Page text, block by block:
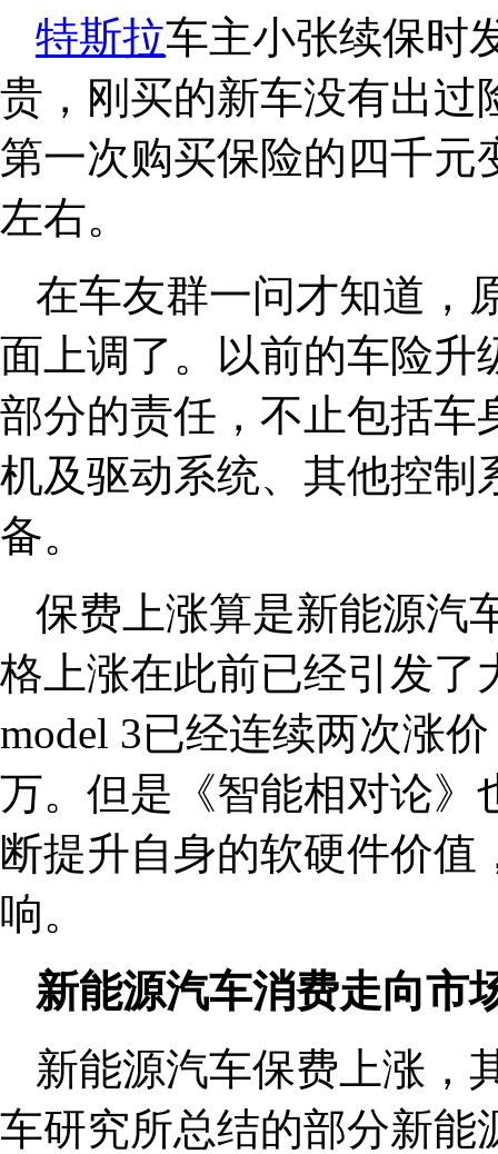
特斯拉车主小张续保时
贵，刚买的新车没有出过
第一次购买保险的四千元
左右。
在车友群一问才知道，
面上调了。以前的车险升
部分的责任，不止包括车
机及驱动系统、其他控制
备。
保费上涨算是新能源汽
格上涨在此前已经引发了
model 3已经连续两次涨
万。但是《智能相对论》
断提升自身的软硬件价值
响。
新能源汽车消费走向市
新能源汽车保费上涨，
车研究所总结的部分新能